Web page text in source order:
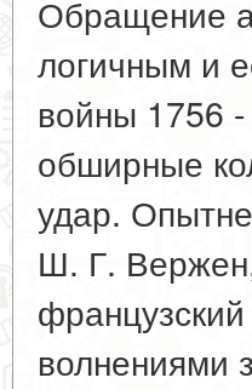
Обращение
логичным и
войны 1756 -
обширные
удар.
Ш. Г.
волнениями